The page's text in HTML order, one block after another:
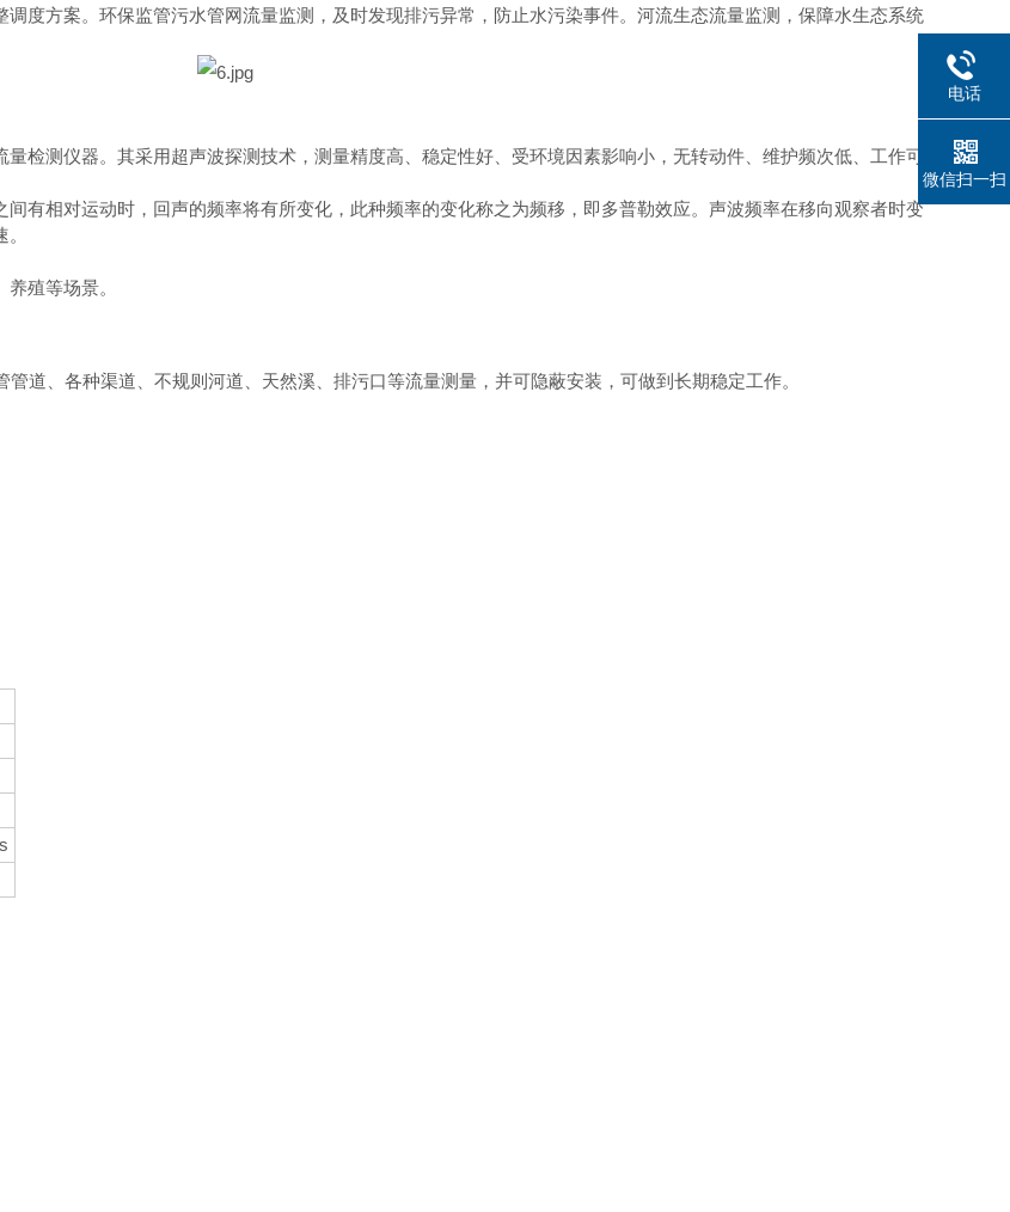
度方案。环保监管污水管网流量监测，及时发现排污异常，防止水污染事件。河流生态流量监测，保障水生态系统
检测仪器。其采用超声波探测技术，测量精度高、稳定性好、受环境因素影响小，无转动件、维护频次低、工作可
有相对运动时，回声的频率将有所变化，此种频率的变化称之为频移，即多普勒效应。声波频率在移向观察者时变
殖等场景。
道、各种渠道、不规则河道、天然溪、排污口等流量测量，并可隐蔽安装，可做到长期稳定工作。
电话
微信扫一扫